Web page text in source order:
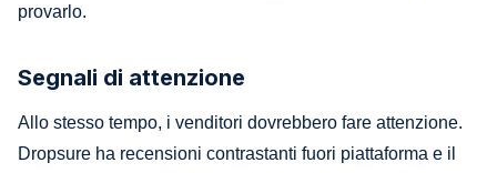
provarlo.
Segnali di attenzione
Allo stesso tempo, i venditori dovrebbero fare attenzione.
Dropsure ha recensioni contrastanti fuori piattaforma e il